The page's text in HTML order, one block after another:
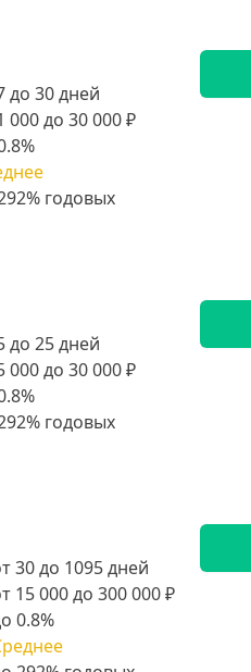
до 30 дней
000 до 30 000 ₽
до 25 дней
000 до 30 000 ₽
30 до 1095 дней
15 000 до 300 000 ₽
0.8%